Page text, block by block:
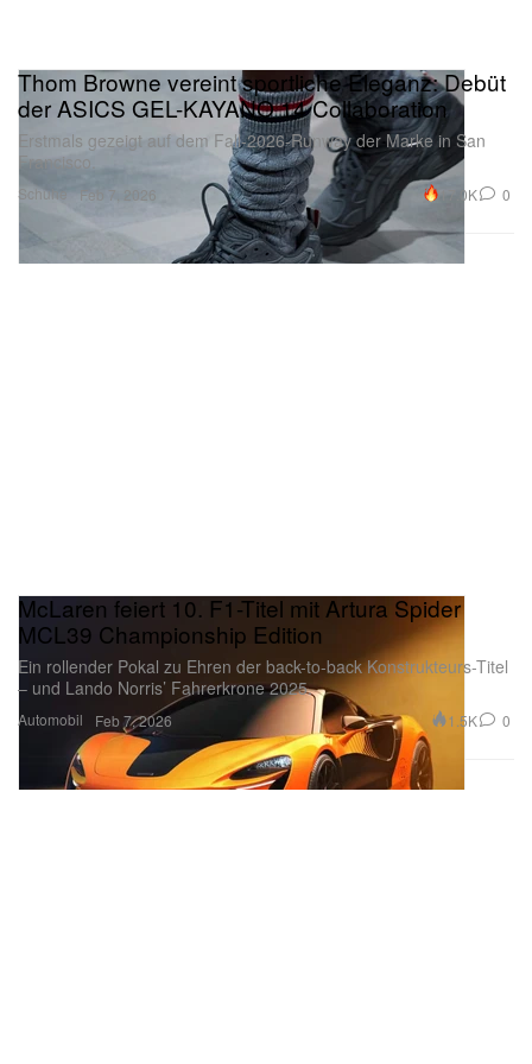
Schuhe
Thom Browne vereint sportliche Eleganz: Debüt
der ASICS GEL-KAYANO 14 Collaboration
Erstmals gezeigt auf dem Fall-2026-Runway der Marke in San
Francisco.
Feb 7, 2026 17.0K 0
Automobil
McLaren feiert 10. F1-Titel mit Artura Spider
MCL39 Championship Edition
Ein rollender Pokal zu Ehren der back-to-back Konstrukteurs-Titel
– und Lando Norris’ Fahrerkrone 2025.
Feb 7, 2026 1.5K 0